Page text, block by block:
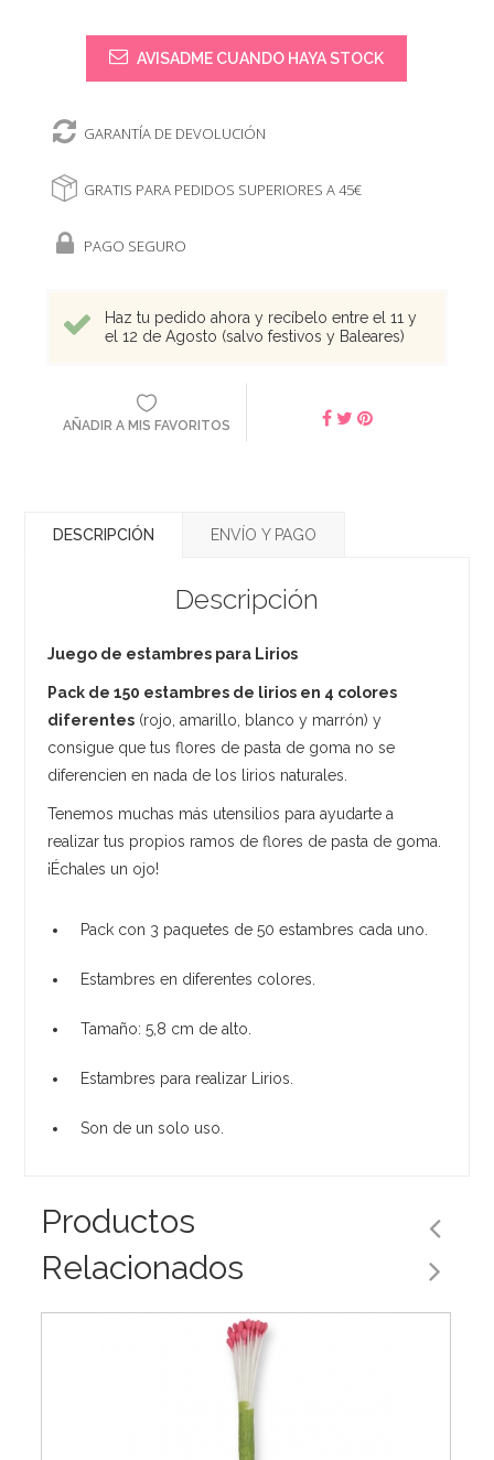
AVISADME CUANDO HAYA STOCK
GARANTÍA DE DEVOLUCIÓN
GRATIS PARA PEDIDOS SUPERIORES A 45€
PAGO SEGURO
Haz tu pedido ahora y recíbelo entre el 11 y
el 12 de Agosto (salvo festivos y Baleares)
AÑADIR A MIS FAVORITOS
DESCRIPCIÓN ENVÍO Y PAGO
Descripción
Juego de estambres para Lirios
Pack de 150 estambres de lirios en 4 colores
diferentes (rojo, amarillo, blanco y marrón) y
consigue que tus flores de pasta de goma no se
diferencien en nada de los lirios naturales.
Tenemos muchas más utensilios para ayudarte a
realizar tus propios ramos de flores de pasta de goma.
¡Échales un ojo!
Pack con 3 paquetes de 50 estambres cada uno.
Estambres en diferentes colores.
Tamaño: 5,8 cm de alto.
Estambres para realizar Lirios.
Son de un solo uso.
Productos
Relacionados